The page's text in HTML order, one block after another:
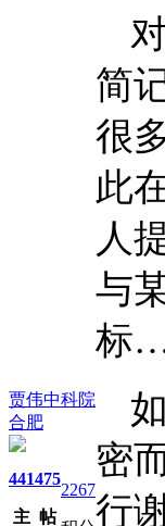
贾伟中科院
合肥
441
主
475
帖
2267
简
很
此
人
与
标
密
行